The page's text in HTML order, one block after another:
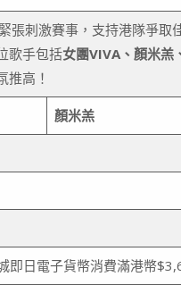
刺激賽事，支持港隊爭取
歌手包括女團VIVA、顏米羔
推高！
顏米羔
即日電子貨幣消費滿港幣